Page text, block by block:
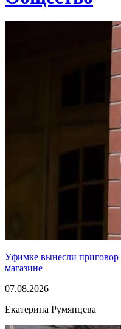
Уфимке вынесли приговор
магазине
07.08.2026
Екатерина Румянцева